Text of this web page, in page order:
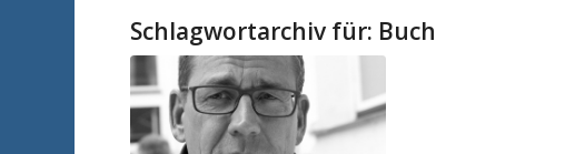
Schlagwortarchiv für: Buch